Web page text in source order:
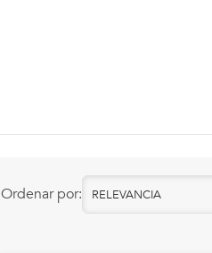
Ordenar por: RELEVANCIA